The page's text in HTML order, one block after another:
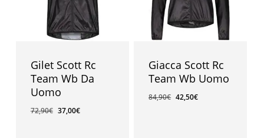
Gilet Scott Rc
Team Wb Da
Uomo
72,90€ 37,00€
Giacca Scott Rc
Team Wb Uomo
84,90€ 42,50€